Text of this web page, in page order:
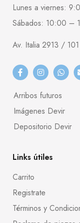
Lunes a viernes:
Sábados: 10:00 –
Av. Italia 2913 /
Arribos futuros
Imágenes Devir
Depositorio Devir
Links útiles
Carrito
Registrate
Términos y